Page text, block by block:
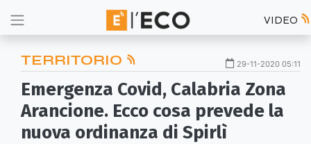
VIDEO
TERRITORIO 29-11-2020 05:11
Emergenza Covid, Calabria Zona
Arancione. Ecco cosa prevede la
nuova ordinanza di Spirlì